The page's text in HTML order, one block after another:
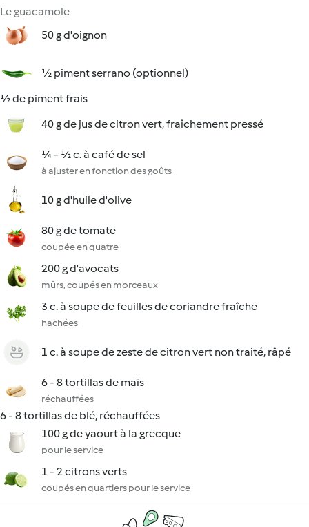
Le guacamole
50 g d'oignon
½ piment serrano (optionnel)
½ de piment frais
40 g de jus de citron vert, fraîchement pressé
¼ - ½ c. à café de sel
à ajuster en fonction des goûts
10 g d'huile d'olive
80 g de tomate
coupée en quatre
200 g d'avocats
mûrs, coupés en morceaux
3 c. à soupe de feuilles de coriandre fraîche
hachées
1 c. à soupe de zeste de citron vert non traité, râpé
6 - 8 tortillas de maïs
réchauffées
6 - 8 tortillas de blé, réchauffées
100 g de yaourt à la grecque
pour le service
1 - 2 citrons verts
coupés en quartiers pour le service